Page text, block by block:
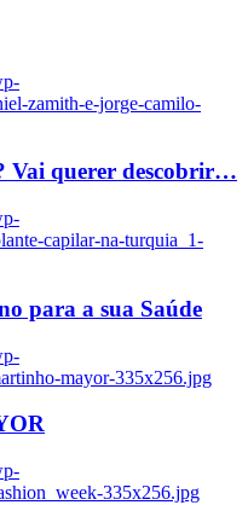
zamith-e-jorge-camilo-
Vai querer descobrir…
capilar-na-turquia_1-
para a sua Saúde
mayor-335x256.jpg
335x256.jpg